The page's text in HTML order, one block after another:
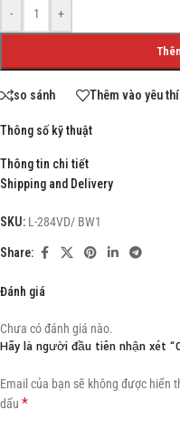
- +
so sánh Thêm vào yêu
Thông số kỹ thuật
Thông tin chi tiết
Shipping and Delivery
SKU: L-284VD/ BW1
Share:
Đánh giá
Chưa có đánh giá nào.
Hãy là người đầu tiên nhận xét
Email của bạn sẽ không được hiển
dấu *